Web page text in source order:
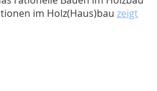
im Holz(Haus)bau zeigt